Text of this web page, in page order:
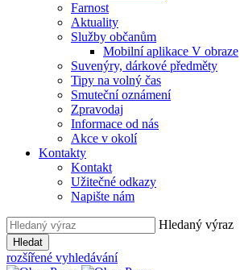
Farnost
Aktuality
Služby občanům
Mobilní aplikace V obraze
Suvenýry, dárkové předměty
Tipy na volný čas
Smuteční oznámení
Zpravodaj
Informace od nás
Akce v okolí
Kontakty
Kontakt
Užitečné odkazy
Napište nám
Hledaný výraz
Hledat
rozšířené vyhledávání